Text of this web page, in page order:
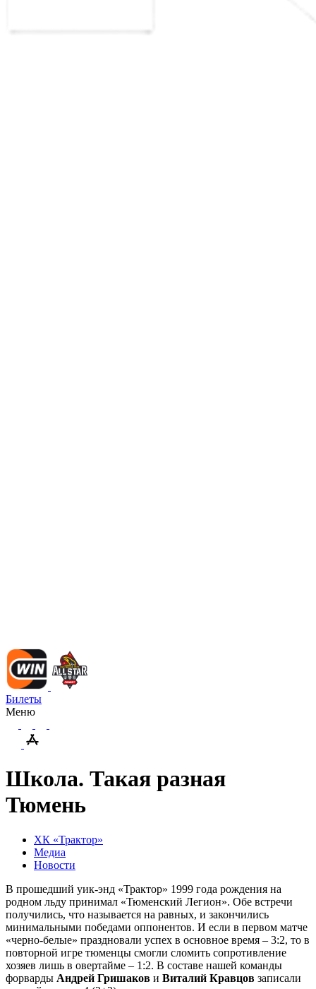
Билеты
Меню
Школа. Такая разная
Тюмень
ХК «Трактор»
Медиа
Новости
В прошедший уик-энд «Трактор» 1999 года рождения на
родном льду принимал «Тюменский Легион». Обе встречи
получились, что называется на равных, и закончились
минимальными победами оппонентов. И если в первом матче
«черно-белые» праздновали успех в основное время – 3:2, то в
повторной игре тюменцы смогли сломить сопротивление
хозяев лишь в овертайме – 1:2. В составе нашей команды
форварды Андрей Гришаков и Виталий Кравцов записали